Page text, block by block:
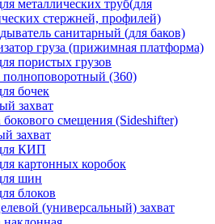
металлических труб(для
стержней, профилей)
санитарный (для баков)
груза (прижимная платформа)
пористых грузов
полноповоротный (360)
бочек
захват
бокового смещения (Sideshifter)
захват
КИП
картонных коробок
шин
блоков
(универсальный) захват